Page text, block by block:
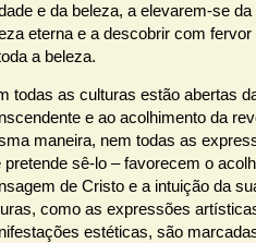
e da beleza, a elevarem-se
eterna e a descobrir com
a beleza.
todas as culturas estão abertas
e ao acolhimento da
maneira, nem todas as
pretende sê-lo – favorecem o
de Cristo e a intuição da
como as expressões
estéticas, são